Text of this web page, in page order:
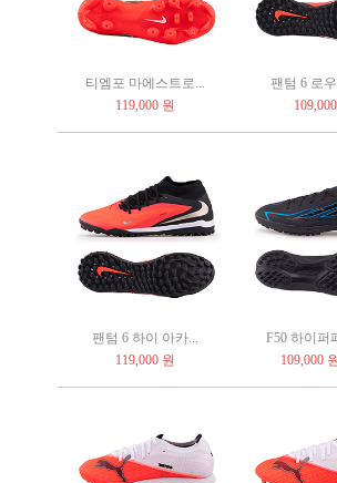
티엠포 마에스트로...
119,000 원
팬텀 6 로
팬텀 6 하이 아카...
119,000 원
F50 하이퍼
109,000